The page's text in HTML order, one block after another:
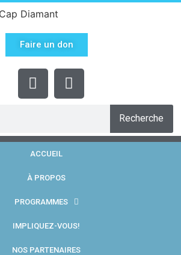
Faire un don
Recherche
ACCUEIL
À PROPOS
PROGRAMMES
IMPLIQUEZ-VOUS!
NOS PARTENAIRES